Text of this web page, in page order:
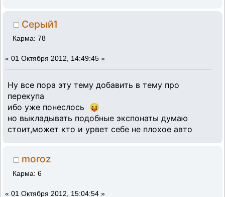
Серый1
Карма: 78
« 01 Октября 2012, 14:49:45 »
Ну все пора эту тему добавить в тему про
перекупа
ибо уже понеслось 😝
но выкладывать подобные экспонаты думаю
стоит,может кто и урвет себе не плохое авто
moroz
Карма: 6
« 01 Октября 2012, 15:04:54 »